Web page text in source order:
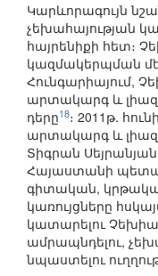
Կարևորագույն
չեխահայության
հայրենիքի հետ։
կազմակերպման
Հունգարիայում,
արտակարգ և
դերը18։ 2011թ.
արտակարգ և
Տիգրան
Հայաստանի
գիտական,
կառույցները
կատարելու
ամրապնդելու,
նպաստելու